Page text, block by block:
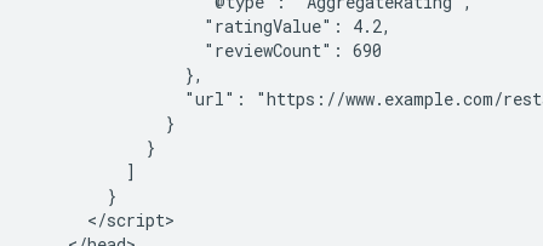
                  "ratingValue": 4.2,
                  "reviewCount": 690
                },
"url": "https://www.example.com/
              }
            }
          ]
        }
      </script>